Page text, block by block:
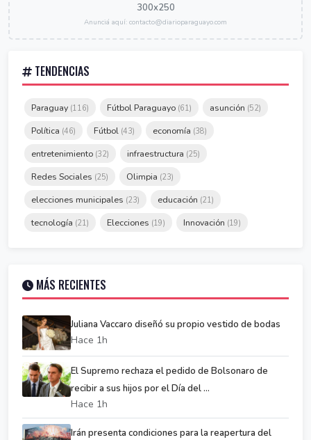
300x250
Anunciá aquí: contacto@diarioparaguayo.com
TENDENCIAS
Paraguay (116) Fútbol Paraguayo (61) asunción (52)
Política (46) Fútbol (43) economía (38)
entretenimiento (32) infraestructura (25)
Redes Sociales (25) Olimpia (23)
elecciones municipales (23) educación (21)
tecnología (21) Elecciones (19) Innovación (19)
MÁS RECIENTES
Juliana Vaccaro diseñó su propio vestido de bodas
Hace 1h
El Supremo rechaza el pedido de Bolsonaro de
recibir a sus hijos por el Día del ...
Hace 1h
Irán presenta condiciones para la reapertura del